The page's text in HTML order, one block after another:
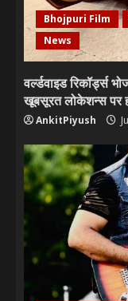
Bhojpuri Film
News
वर्ल्डवाइड रिकॉर्ड्स
खूबसूरत लोकेशन्स पर
AnkitPiyush